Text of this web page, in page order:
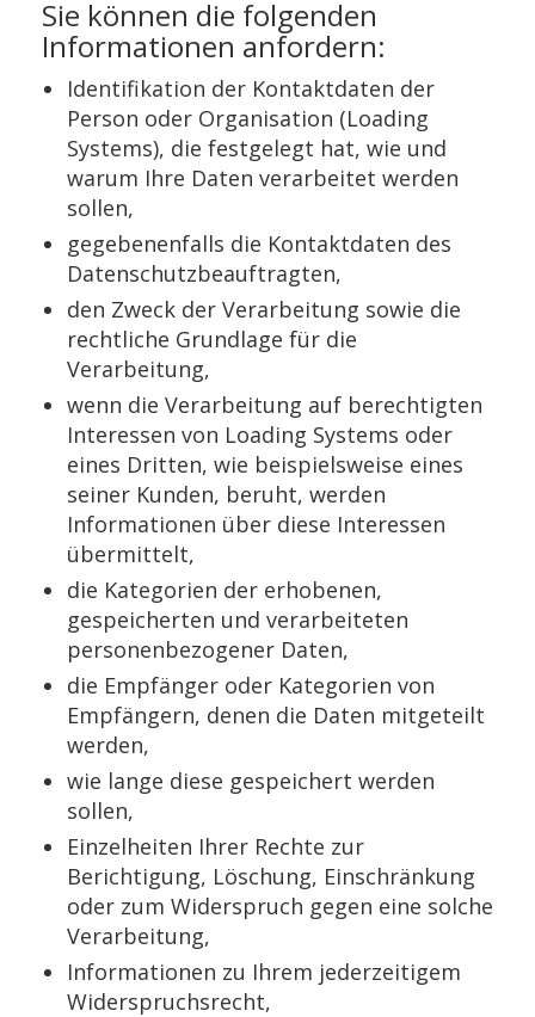
Sie können die folgenden
Informationen anfordern:
Identifikation der Kontaktdaten der
Person oder Organisation (Loading
Systems), die festgelegt hat, wie und
warum Ihre Daten verarbeitet werden
sollen,
gegebenenfalls die Kontaktdaten des
Datenschutzbeauftragten,
den Zweck der Verarbeitung sowie die
rechtliche Grundlage für die
Verarbeitung,
wenn die Verarbeitung auf berechtigten
Interessen von Loading Systems oder
eines Dritten, wie beispielsweise eines
seiner Kunden, beruht, werden
Informationen über diese Interessen
übermittelt,
die Kategorien der erhobenen,
gespeicherten und verarbeiteten
personenbezogener Daten,
die Empfänger oder Kategorien von
Empfängern, denen die Daten mitgeteilt
werden,
wie lange diese gespeichert werden
sollen,
Einzelheiten Ihrer Rechte zur
Berichtigung, Löschung, Einschränkung
oder zum Widerspruch gegen eine solche
Verarbeitung,
Informationen zu Ihrem jederzeitigem
Widerspruchsrecht,